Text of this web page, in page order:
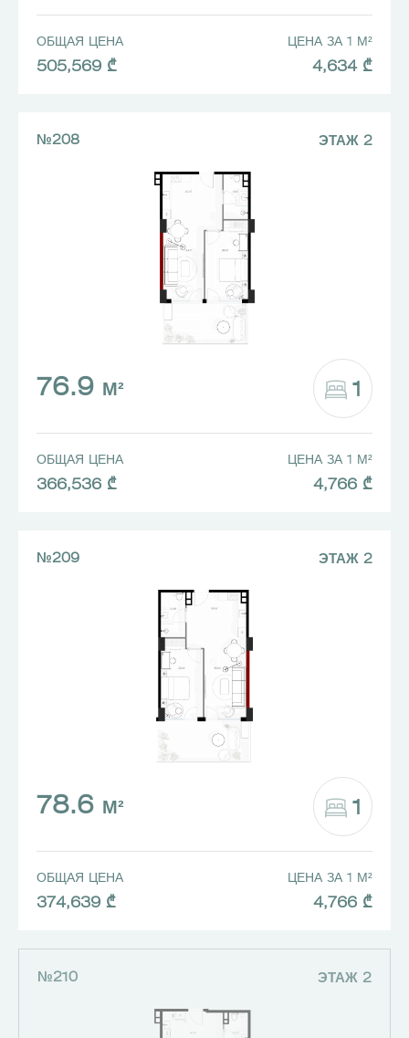
ОБЩАЯ ЦЕНА
505,569 ₾
ЦЕНА ЗА 1 М²
4,634 ₾
№208 ЭТАЖ 2
76.9 М² 1
ОБЩАЯ ЦЕНА
366,536 ₾
ЦЕНА ЗА 1 М²
4,766 ₾
№209 ЭТАЖ 2
78.6 М² 1
ОБЩАЯ ЦЕНА
374,639 ₾
ЦЕНА ЗА 1 М²
4,766 ₾
№210 ЭТАЖ 2